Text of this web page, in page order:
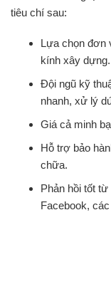
tiêu chí sau:
Lựa chọn đơn
kính xây dựng.
Đội ngũ kỹ
nhanh, xử lý
Giá cả minh
Hỗ trợ bảo
chữa.
Phản hồi tốt
Facebook,